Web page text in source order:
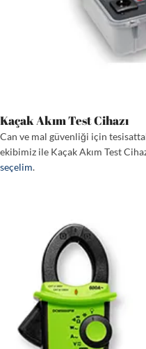
Kaçak Akım Test Cihazı
Can ve mal güvenliği için
ekibimiz ile Kaçak Akım Test
seçelim.